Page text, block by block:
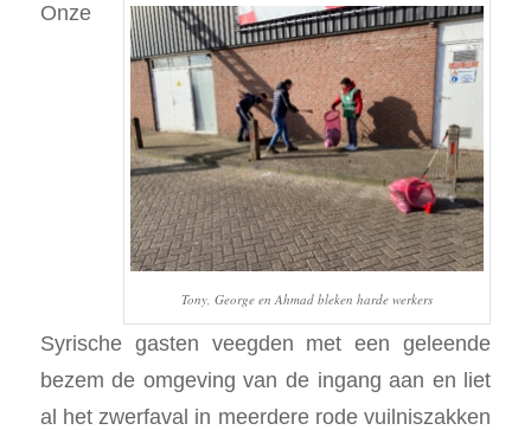
Tony, George en Ahmad bleken harde werkers
Onze
Syrische gasten veegden met een geleende
bezem de omgeving van de ingang aan en liet
al het zwerfaval in meerdere rode vuilniszakken